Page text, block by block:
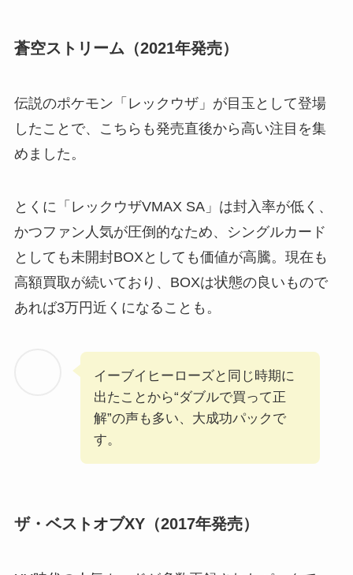
蒼空ストリーム（2021年発売）
伝説のポケモン「レックウザ」が目玉として登場
したことで、こちらも発売直後から高い注目を集
めました。
とくに「レックウザVMAX SA」は封入率が低く、
かつファン人気が圧倒的なため、シングルカード
としても未開封BOXとしても価値が高騰。現在も
高額買取が続いており、BOXは状態の良いもので
あれば3万円近くになることも。
イーブイヒーローズと同じ時期に
出たことから“ダブルで買って正
解”の声も多い、大成功パックで
す。
ザ・ベストオブXY（2017年発売）